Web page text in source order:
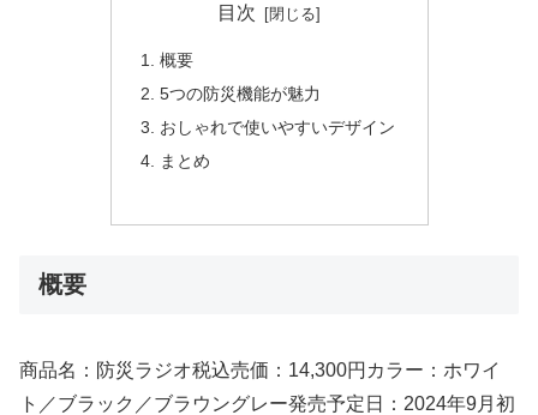
目次
概要
5つの防災機能が魅力
おしゃれで使いやすいデザイン
まとめ
概要
商品名：防災ラジオ税込売価：14,300円カラー：ホワイ
ト／ブラック／ブラウングレー発売予定日：2024年9月初